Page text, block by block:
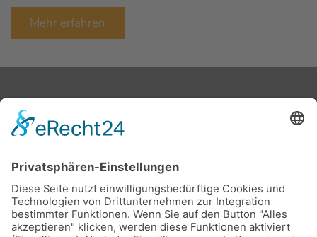
Mehr erfahren
Stadtwerke Buxtehude GmbH, Ziegelkamp 8, 21614